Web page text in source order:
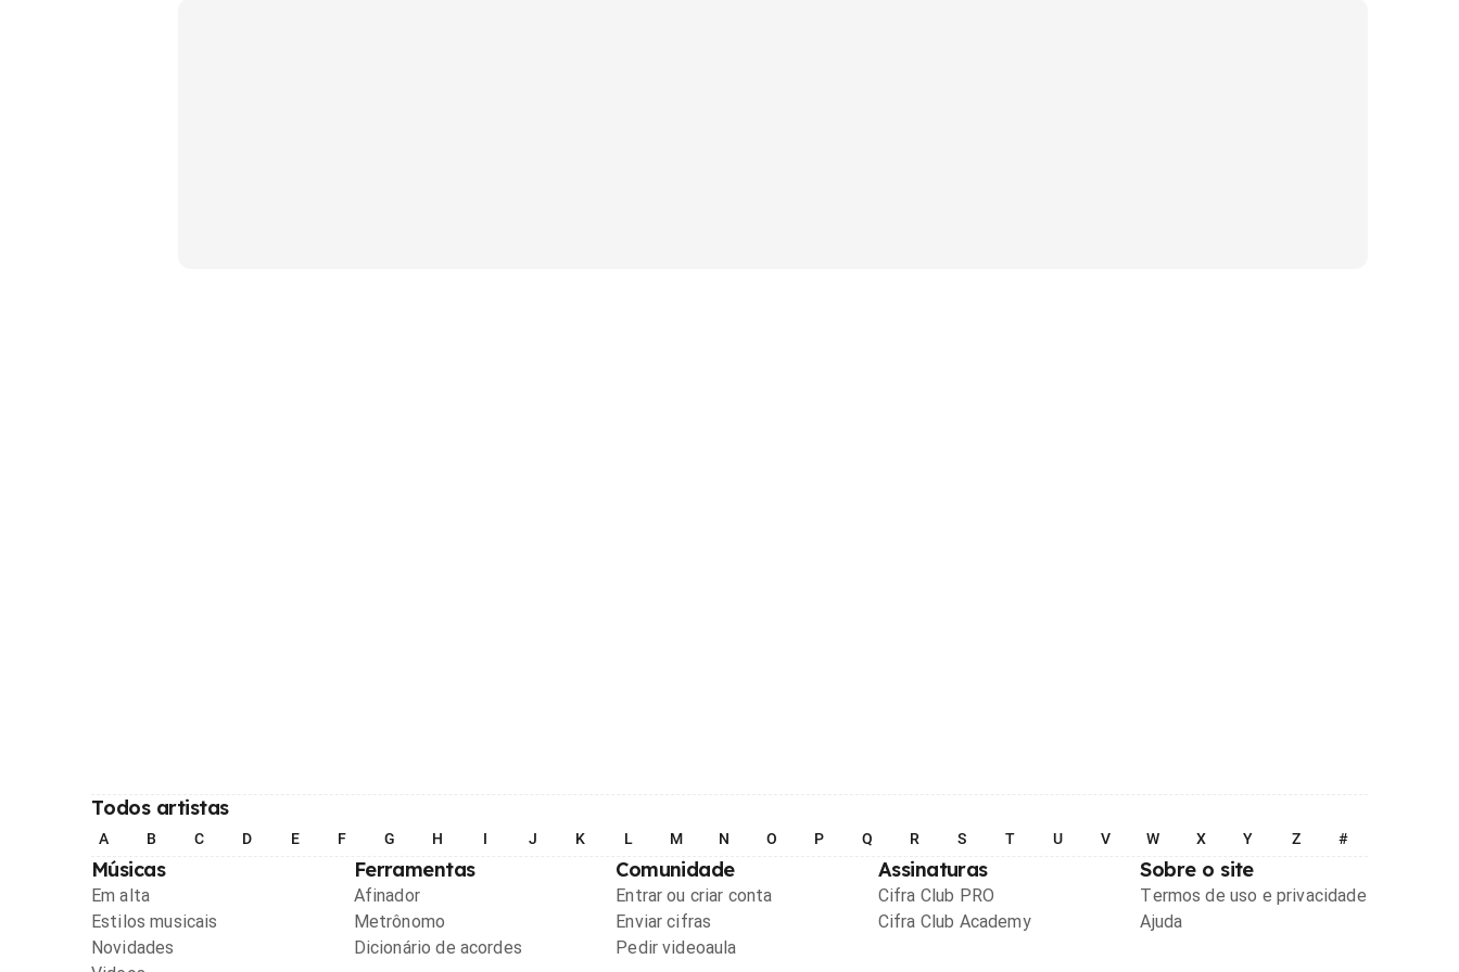
Todos artistas
A B C D E F G H I J K L M N O P Q R S T U V W X Y Z #
Músicas
Em alta
Estilos musicais
Novidades
Ferramentas
Afinador
Metrônomo
Dicionário de acordes
Comunidade
Entrar ou criar conta
Enviar cifras
Pedir videoaula
Assinaturas
Cifra Club PRO
Cifra Club Academy
Sobre o site
Termos de uso e privacidade
Ajuda